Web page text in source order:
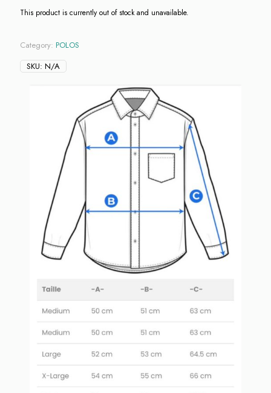
This product is currently out of stock and unavailable.
Category: POLOS
SKU: N/A